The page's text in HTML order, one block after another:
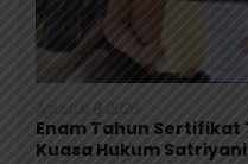
Agustus 8, 2026
Enam Tahun Sertifikat
Kuasa Hukum